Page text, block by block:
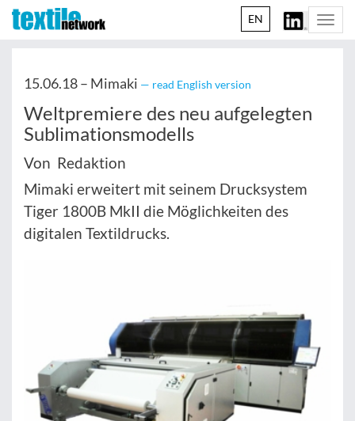
EN
15.06.18 – Mimaki — read English version
Weltpremiere des neu aufgelegten
Sublimationsmodells
Von Redaktion
Mimaki erweitert mit seinem Drucksystem
Tiger 1800B MkII die Möglichkeiten des
digitalen Textildrucks.